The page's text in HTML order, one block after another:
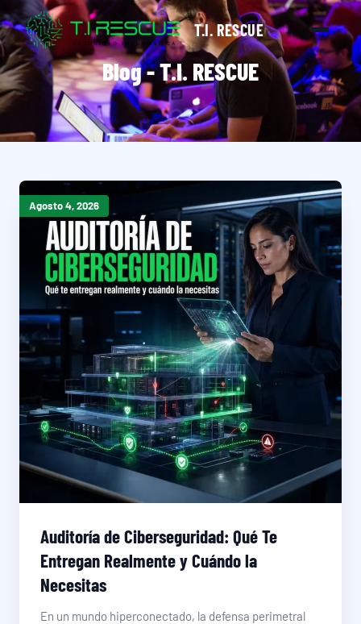
T.I. RESCUE
Blog - T.I. RESCUE
Agosto 4, 2026
Auditoría de Ciberseguridad: Qué Te
Entregan Realmente y Cuándo la
Necesitas
En un mundo hiperconectado, la defensa perimetral